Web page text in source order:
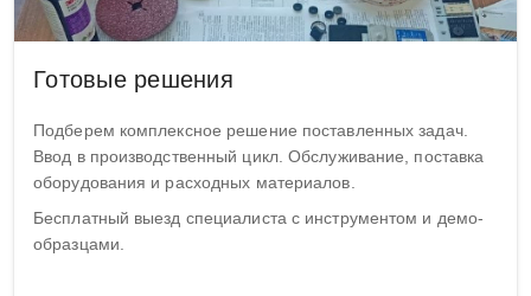
Готовые решения
Подберем комплексное решение поставленных задач.
Ввод в производственный цикл. Обслуживание, поставка
оборудования и расходных материалов.
Бесплатный выезд специалиста с инструментом и демо-
образцами.